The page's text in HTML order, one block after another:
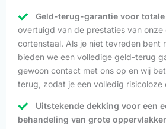
Geld-terug-garantie voor totale
overtuigd van de prestaties van onze
cortenstaal. Als je niet tevreden bent
bieden we een volledige geld-terug
gewoon contact met ons op en wij
terug, zodat je een volledig risicoloze
Uitstekende dekking voor een
behandeling van grote